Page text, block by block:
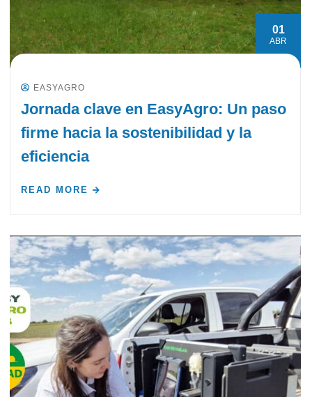
01
ABR
EASYAGRO
Jornada clave en EasyAgro: Un paso
firme hacia la sostenibilidad y la
eficiencia
READ MORE